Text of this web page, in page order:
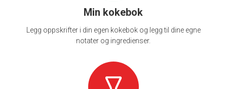
Min kokebok
Legg oppskrifter i din egen kokebok og legg til dine egne
notater og ingredienser.